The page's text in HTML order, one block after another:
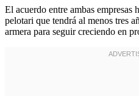
El acuerdo entre ambas empresas
pelotari que tendrá al menos tres
armera para seguir creciendo en